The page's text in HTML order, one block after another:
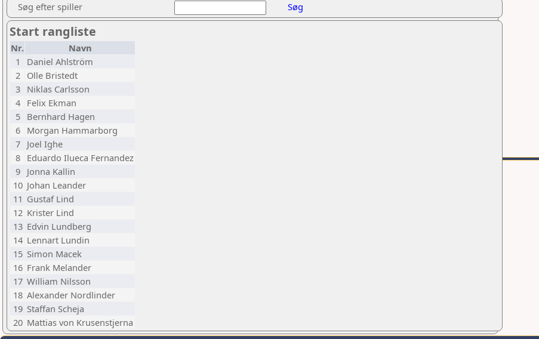
Søg efter spiller Søg
Start rangliste
Nr.
Navn
1
Daniel Ahlström
2
Olle Bristedt
3
Niklas Carlsson
4
Felix Ekman
5
Bernhard Hagen
6
Morgan Hammarborg
7
Joel Ighe
8
Eduardo Ilueca Fernandez
9
Jonna Kallin
10 Johan Leander
11 Gustaf Lind
12 Krister Lind
13 Edvin Lundberg
14 Lennart Lundin
15 Simon Macek
16 Frank Melander
17 William Nilsson
18 Alexander Nordlinder
19 Staffan Scheja
20 Mattias von Krusenstjerna